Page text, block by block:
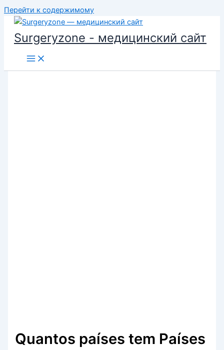
Перейти к содержимому
Surgeryzone - медицинский сайт
Quantos países tem Países